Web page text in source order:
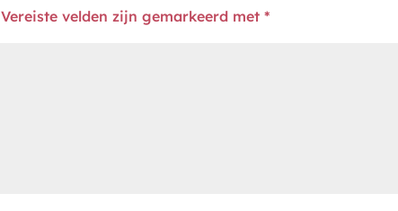
Vereiste velden zijn gemarkeerd met*